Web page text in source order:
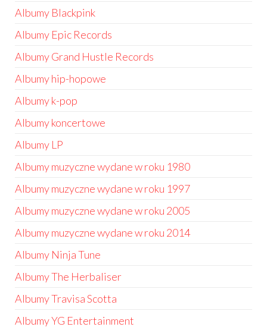
Albumy Blackpink
Albumy Epic Records
Albumy Grand Hustle Records
Albumy hip-hopowe
Albumy k-pop
Albumy koncertowe
Albumy LP
Albumy muzyczne wydane w roku 1980
Albumy muzyczne wydane w roku 1997
Albumy muzyczne wydane w roku 2005
Albumy muzyczne wydane w roku 2014
Albumy Ninja Tune
Albumy The Herbaliser
Albumy Travisa Scotta
Albumy YG Entertainment